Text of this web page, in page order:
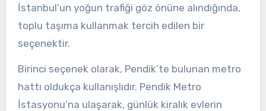
İstanbul’un yoğun trafiği göz önüne alındığında,
toplu taşıma kullanmak tercih edilen bir
seçenektir.
Birinci seçenek olarak, Pendik’te bulunan metro
hattı oldukça kullanışlıdır. Pendik Metro
İstasyonu’na ulaşarak, günlük kiralık evlerin